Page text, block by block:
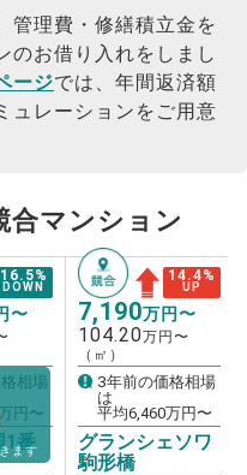
管理費・修繕積立金を
のお借り入れをしまし
ージでは、年間返済額
ュレーションをご用意
合マンション
16.5%
DOWN
〜
相場
円〜
1番
14.4%
UP
7,190万円〜
104.20万円〜
（㎡）
3年前の価格相場
は
平均6,460万円〜
グランシェソワ
駒形橋
ます